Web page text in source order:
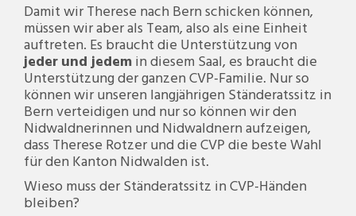
Damit wir Therese nach Bern schicken können,
müssen wir aber als Team, also als eine Einheit
auftreten. Es braucht die Unterstützung von
jederund jedemin diesem Saal, es braucht die
Unterstützung der ganzen CVP-Familie. Nur so
können wir unseren langjährigen Ständeratssitz in
Bern verteidigen und nur so können wir den
Nidwaldnerinnen und Nidwaldnern aufzeigen,
dass Therese Rotzer und die CVP die beste Wahl
für den Kanton Nidwalden ist.
Wieso muss der Ständeratssitz in CVP-Händen
bleiben?